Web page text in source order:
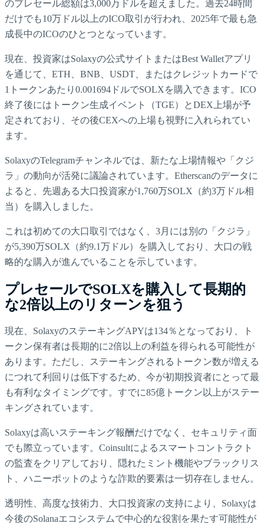
のプレセール総額は3,000万ドルを超えました。過去24時間
だけでも10万ドル以上のICO取引が行われ、2025年で最も急
成長中のICOのひとつとなっています。
現在、投資家はSolaxyの公式サイトまたはBest Walletアプリ
を通じて、ETH、BNB、USDT、またはクレジットカードで
1トークンあたり0.001694ドルでSOLXを購入できます。ICO
終了後にはトークン生成イベント（TGE）とDEX上場が予
定されており、その後CEXへの上場も視野に入れられてい
ます。
SolaxyのTelegramチャンネルでは、新たな上場情報や「クジ
ラ」の動向が活発に議論されています。Etherscanのデータに
よると、先週ある大口投資家が1,760万SOLX（約3万ドル相
当）を購入しました。
これは初めての大口取引ではなく、3月には別の「クジラ」
が5,390万SOLX（約9.1万ドル）を購入しており、大口の戦
略的な購入が進んでいることを示しています。
プレセールでSOLXを購入して長期的
な2倍以上のリターンを狙う
現在、SolaxyのステーキングAPYは134％となっており、ト
ークン保有者は長期的に2倍以上の利益を得られる可能性が
あります。ただし、ステーキングされるトークン数が増える
につれて利回りは低下するため、今が初期投資者にとって最
も有利なタイミングです。すでに85億トークン以上がステー
キングされています。
Solaxyは高いステーキング報酬だけでなく、セキュリティ面
でも際立っています。Coinsultによるスマートコントラクト
の監査をクリアしており、隠れたミント機能やブラックリス
ト、ハニーポットのような詐欺的要素は一切存在しません。
透明性、高度な技術力、大口投資家の支持により、Solaxyは
今後のSolanaエコシステムで中心的な役割を果たす可能性が